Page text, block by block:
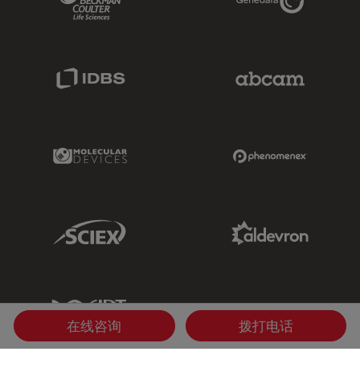
Molecular Devices Link
Sciex Link
IDT Link
在线咨询 拨打电话